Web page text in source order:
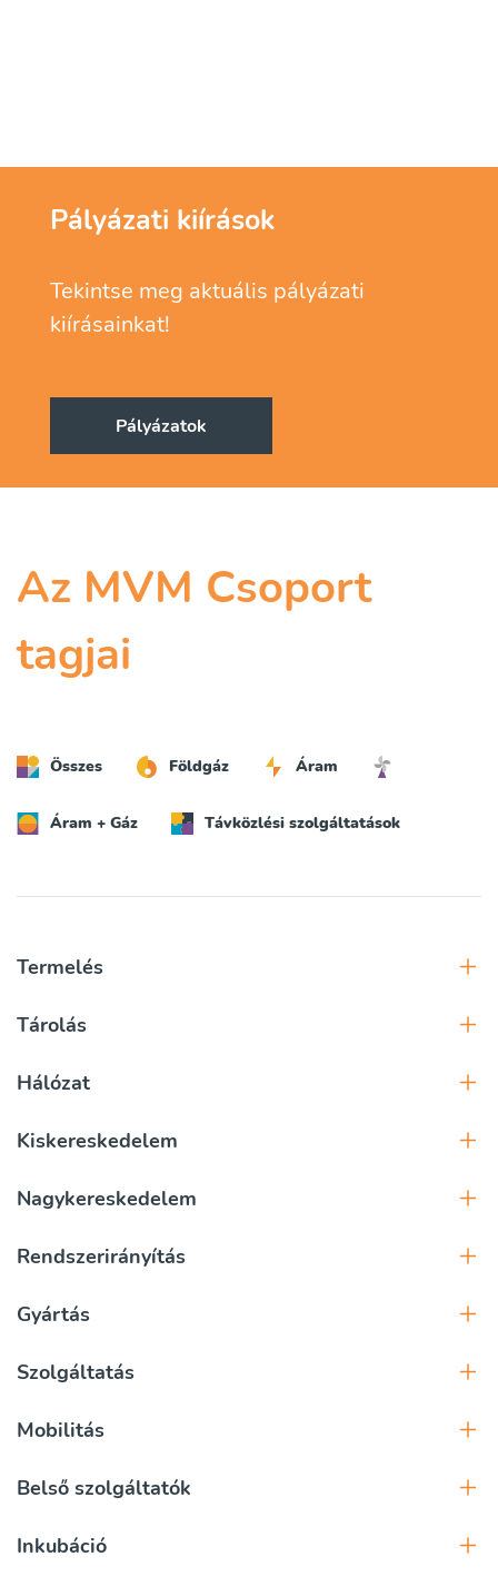
Pályázati kiírások
Tekintse meg aktuális pályázati
kiírásainkat!
Pályázatok
Az MVM Csoport
tagjai
Összes Földgáz Áram
Áram + Gáz Távközlési szolgáltatások
Termelés
Tárolás
Hálózat
Kiskereskedelem
Nagykereskedelem
Rendszerirányítás
Gyártás
Szolgáltatás
Mobilitás
Belső szolgáltatók
Inkubáció